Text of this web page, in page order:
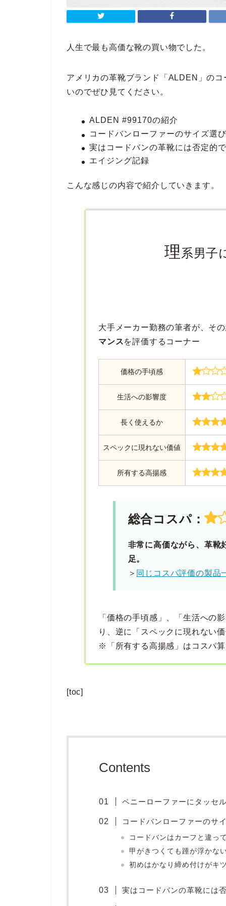
人生で最も高価な靴の買い物でした。
アメリカの革靴ブランド「ALDEN」の
いのでぜひ見てください。
ALDEN #99170の紹介
コードバンローファーのサイズ選び
実はコードバンの革靴には否定的
エイジング記録
こんな感じの内容で紹介していきます。
理 系男子
大手メーカー勤務の筆者が、そ
マンスを評価するコーナー
価格の手頃感
生活への影響度
長く使えるか
スペックに現れない価値
所有する高揚感
総合コスパ：
非常に高価ながら、革靴
足。
＞ 同じコスパ評価の製品
「価格の手頃感」、「生活への
り、逆に「スペックに現れない
※「所有する高揚感」はコスパ
[toc]
Contents
ペニーローファーにタッセ
コードバンローファーのサ
コードバンはカーフと違っ
甲がきつくても踵が浮かな
初めはかなり締め付けがキ
実はコードバンの革靴には